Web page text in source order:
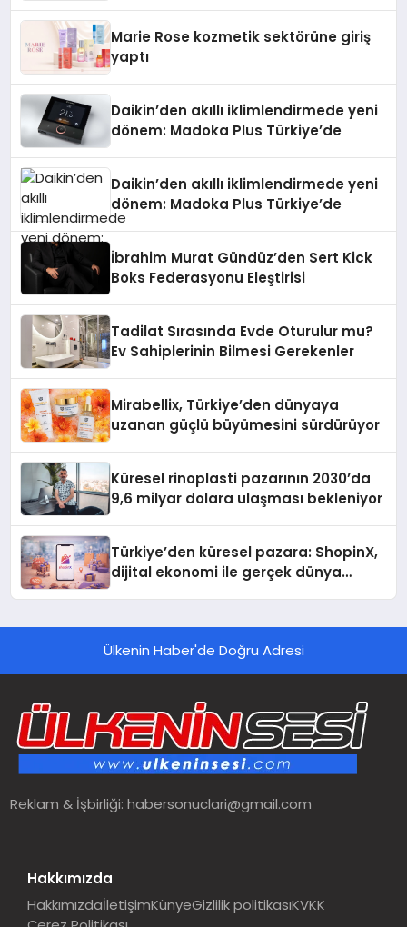
Marie Rose kozmetik sektörüne giriş
yaptı
Daikin’den akıllı iklimlendirmede yeni
dönem: Madoka Plus Türkiye’de
Daikin’den akıllı iklimlendirmede yeni
dönem: Madoka Plus Türkiye’de
İbrahim Murat Gündüz’den Sert Kick
Boks Federasyonu Eleştirisi
Tadilat Sırasında Evde Oturulur mu?
Ev Sahiplerinin Bilmesi Gerekenler
Mirabellix, Türkiye’den dünyaya
uzanan güçlü büyümesini sürdürüyor
Küresel rinoplasti pazarının 2030’da
9,6 milyar dolara ulaşması bekleniyor
Türkiye’den küresel pazara: ShopinX,
dijital ekonomi ile gerçek dünya
Ülkenin Haber'de Doğru Adresi
Reklam & İşbirliği:habersonuclari@gmail.com
Hakkımızda
HakkımızdaİletişimKünyeGizlilik politikasıKVKK